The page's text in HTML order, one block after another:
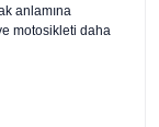
anlamına
motosikleti daha